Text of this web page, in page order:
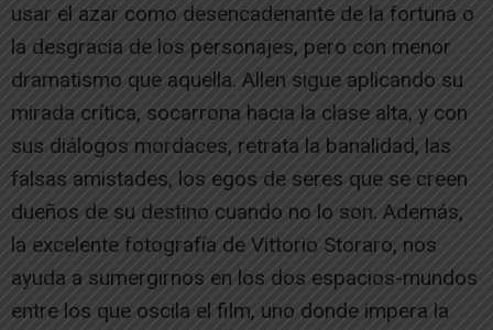
usar el azar como desencadenante de la fortuna o
la desgracia de los personajes, pero con menor
dramatismo que aquella. Allen sigue aplicando su
mirada crítica, socarrona hacia la clase alta, y con
sus diálogos mordaces, retrata la banalidad, las
falsas amistades, los egos de seres que se creen
dueños de su destino cuando no lo son. Además,
la excelente fotografía de Vittorio Storaro, nos
ayuda a sumergirnos en los dos espacios-mundos
entre los que oscila el film, uno donde impera la